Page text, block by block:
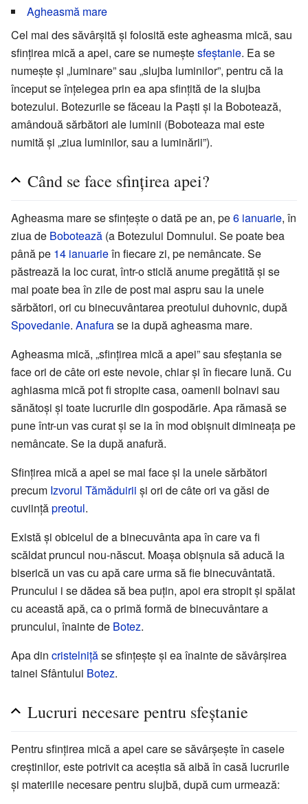
Agheasmă mare
Cel mai des săvârșită și folosită este agheasma mică, sau
sfințirea mică a apei, care se numeștesfeștanie. Ea se
numește și „luminare” sau „slujba luminilor”, pentru că la
început se înțelegea prin ea apa sfințită de la slujba
botezului. Botezurile se făceau la Paști și la Bobotează,
amândouă sărbători ale luminii (Boboteaza mai este
numită și „ziua luminilor, sau a luminării”).
Când se face sfințirea apei?
Agheasma mare se sfințește o dată pe an, pe6 ianuarie, în
ziua de Bobotează (a Botezului Domnului. Se poate bea
până pe 14 ianuarieîn fiecare zi, pe nemâncate. Se
păstrează la loc curat, într-o sticlă anume pregătită și se
mai poate bea în zile de post mai aspru sau la unele
sărbători, ori cu binecuvântarea preotului duhovnic, după
Spovedanie. Anafurase ia după agheasma mare.
Agheasma mică, „sfințirea mică a apei” sau sfeștania se
face ori de câte ori este nevoie, chiar și în fiecare lună. Cu
aghiasma mică pot fi stropite casa, oamenii bolnavi sau
sănătoși și toate lucrurile din gospodărie. Apa rămasă se
pune într-un vas curat și se ia în mod obișnuit dimineața pe
nemâncate. Se ia după anafură.
Sfințirea mică a apei se mai face și la unele sărbători
precum Izvorul Tămăduirii și ori de câte ori va găsi de
cuviințăpreotul.
Există și obiceiul de a binecuvânta apa în care va fi
scăldat pruncul nou-născut. Moașa obișnuia să aducă la
biserică un vas cu apă care urma să fie binecuvântată.
Pruncului i se dădea să bea puțin, apoi era stropit și spălat
cu această apă, ca o primă formă de binecuvântare a
pruncului, înainte de Botez.
Apa din cristelnițăse sfințește și ea înainte de săvârșirea
tainei Sfântului Botez.
Lucruri necesare pentru sfeștanie
Pentru sfințirea mică a apei care se săvârșește în casele
creștinilor, este potrivit ca aceștia să aibă în casă lucrurile
și materiile necesare pentru slujbă, după cum urmează: